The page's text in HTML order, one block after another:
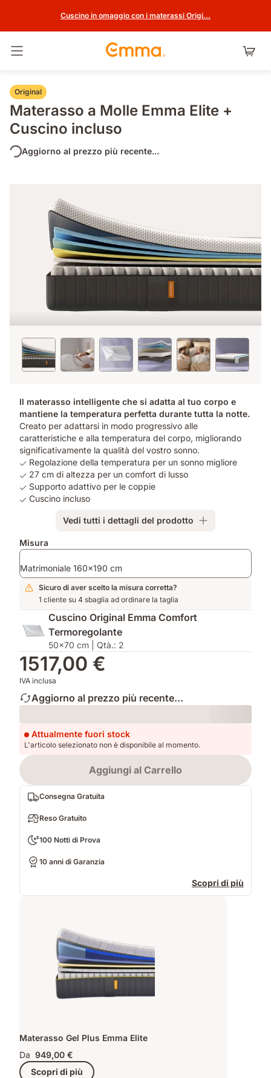
Cuscino in omaggio con i materassi Origi...
Original
Materasso a Molle Emma Elite +
Cuscino incluso
Aggiorno al prezzo più recente...
Il materasso intelligente che si adatta al tuo corpo e
mantiene la temperatura perfetta durante tutta la notte.
Creato per adattarsi in modo progressivo alle
caratteristiche e alla temperatura del corpo, migliorando
significativamente la qualità del vostro sonno.
Regolazione della temperatura per un sonno migliore
27 cm di altezza per un comfort di lusso
Supporto adattivo per le coppie
Cuscino incluso
Vedi tutti i dettagli del prodotto
Prodotti
Misura
Matrimoniale 160x190 cm
Sicuro di aver scelto la misura corretta?
1 cliente su 4 sbaglia ad ordinare la taglia
Cuscino Original Emma Comfort
Termoregolante
50x70 cm | Qtà.: 2
1517,00 €
IVA inclusa
Aggiorno al prezzo più recente...
Loading
Attualmente fuori stock
L'articolo selezionato non è disponibile al momento.
Aggiungi al Carrello
Consegna Gratuita
Reso Gratuito
100 Notti di Prova
10 anni di Garanzia
Scopri di più
Materasso Gel Plus Emma Elite
Da 949,00 €
Scopri di più